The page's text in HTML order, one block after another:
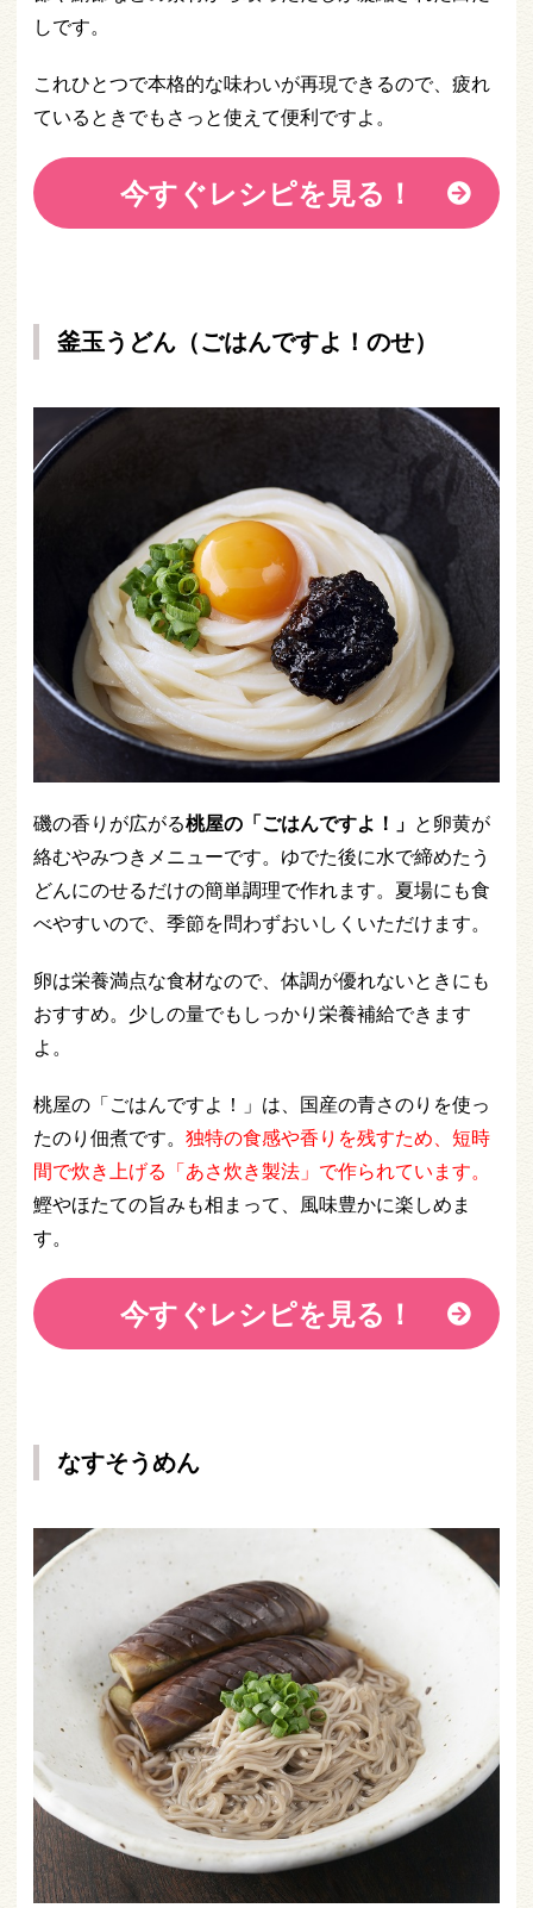
しです。
これひとつで本格的な味わいが再現できるので、疲れ
ているときでもさっと使えて便利ですよ。
今すぐレシピを見る！
釜玉うどん（ごはんですよ！のせ）
磯の香りが広がる桃屋の「ごはんですよ！」 と卵黄が
絡むやみつきメニューです。ゆでた後に水で締めたう
どんにのせるだけの簡単調理で作れます。夏場にも食
べやすいので、季節を問わずおいしくいただけます。
卵は栄養満点な食材なので、体調が優れないときにも
おすすめ。少しの量でもしっかり栄養補給できます
よ。
桃屋の「ごはんですよ！」は、国産の青さのりを使っ
たのり佃煮です。 独特の食感や香りを残すため、短時
間で炊き上げる「あさ炊き製法」で作られています。
鰹やほたての旨みも相まって、風味豊かに楽しめま
す。
今すぐレシピを見る！
なすそうめん